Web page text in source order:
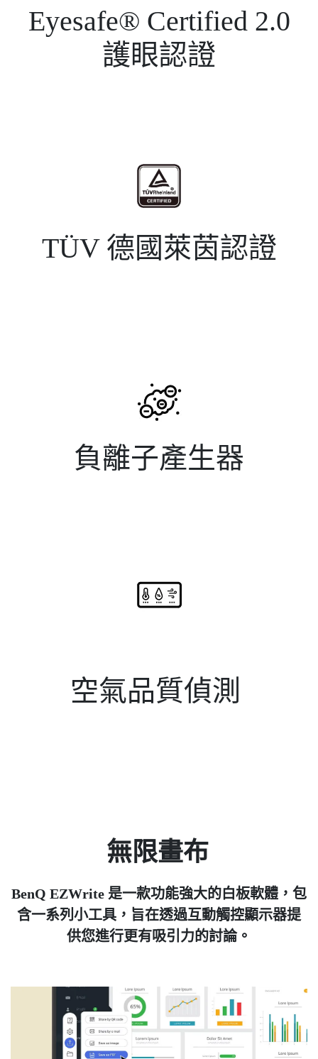
Eyesafe® Certified 2.0
護眼認證
TÜV 德國萊茵認證
負離子產生器
空氣品質偵測
無限畫布
BenQ EZWrite 是一款功能強大的白板軟體，包
含一系列小工具，旨在透過互動觸控顯示器提
供您進行更有吸引力的討論。